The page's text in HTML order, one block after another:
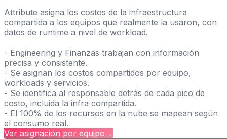
Attribute asigna los costos de la infraestructura
compartida a los equipos que realmente la usaron, con
datos de runtime a nivel de workload.
- Engineering y Finanzas trabajan con información
precisa y consistente.
- Se asignan los costos compartidos por equipo,
workloads y servicios.
- Se identifica al responsable detrás de cada pico de
costo, incluida la infra compartida.
- El 100% de los recursos en la nube se mapean según
el consumo real.
Ver asignación por equipo →